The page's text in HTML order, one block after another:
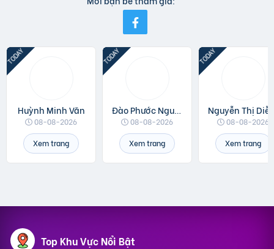
Huỳnh Minh Văn
08-08-2026
Xem trang
Đào Phước Nguyên
08-08-2026
Xem trang
08-08-2026
Xem trang
Top Khu Vực Nổi Bật